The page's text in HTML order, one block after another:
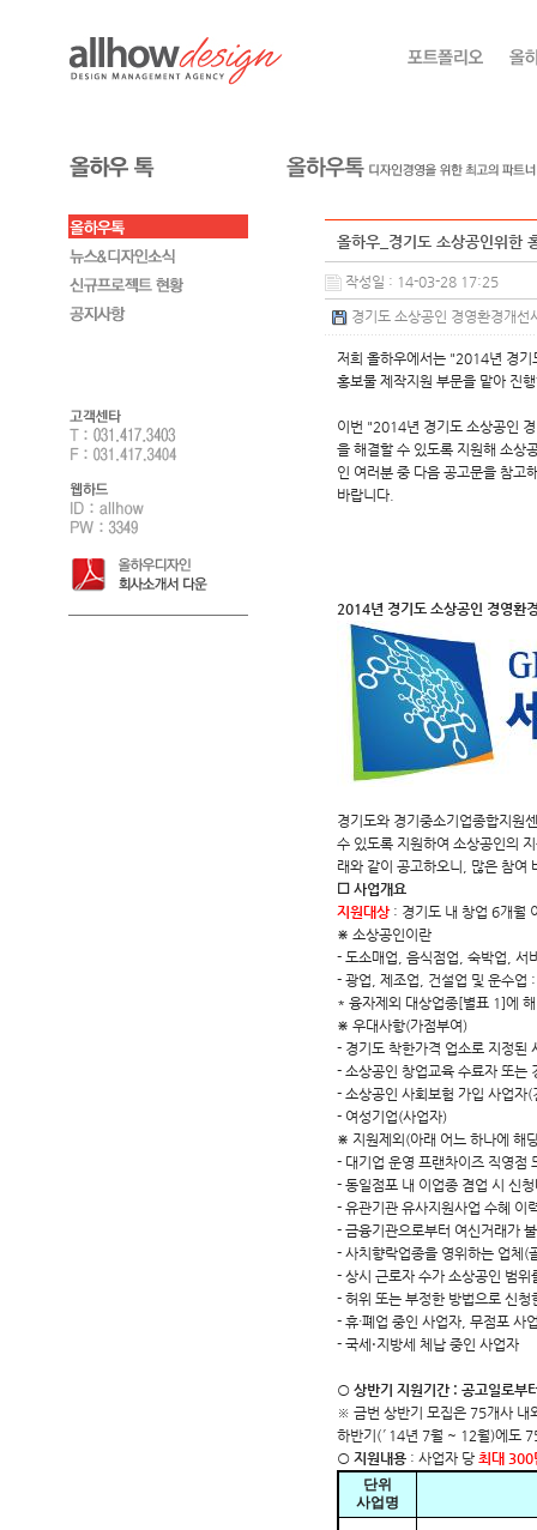
올하우_경기도 소상공인위한
작성일 : 14-03-28 17:25
경기도 소상공인 경영환경개
저희 올하우에서는 "2014년 경기
홍보물 제작지원 부문을 맡아 진
이번 "2014년 경기도 소상공인
을 해결할 수 있도록 지원해 소상
인 여러분 중 다음 공고문을 참고
바랍니다.
2014년 경기도 소상공인 경영환
경기도와 경기중소기업종합지원
수 있도록 지원하여 소상공인의
래와 같이 공고하오니, 많은 참여
☐ 사업개요
지원대상: 경기도 내 창업 6개월
⋇ 소상공인이란
- 도소매업, 음식점업, 숙박업, 서
- 광업, 제조업, 건설업 및 운수업
* 융자제외 대상업종[별표 1]에
⋇ 우대사항(가점부여)
- 경기도 착한가격 업소로 지정된
- 소상공인 창업교육 수료자 또는
- 소상공인 사회보험 가입 사업자
- 여성기업(사업자)
⋇ 지원제외(아래 어느 하나에 해
- 대기업 운영 프랜차이즈 직영점
- 동일점포 내 이업종 겸업 시 신
- 유관기관 유사지원사업 수혜 이
- 금융기관으로부터 여신거래가
- 사치향락업종을 영위하는 업체(
- 상시 근로자 수가 소상공인 범위
- 허위 또는 부정한 방법으로 신청
- 휴·폐업 중인 사업자, 무점포 사
- 국세⋅지방세 체납 중인 사업자
○ 상반기 지원기간 : 공고일로부
※ 금번 상반기 모집은 75개사 내
하반기(′14년 7월 ~ 12월)에도
○ 지원내용: 사업자 당 최대 300
단위
사업명